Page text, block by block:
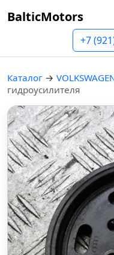
BalticMotors
+7
Каталог →
гидроусилителя